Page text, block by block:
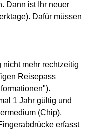
Dann ist Ihr neuer
Dafür müssen
mehr rechtzeitig
Reisepass
1 Jahr gültig und
(Chip),
erfasst